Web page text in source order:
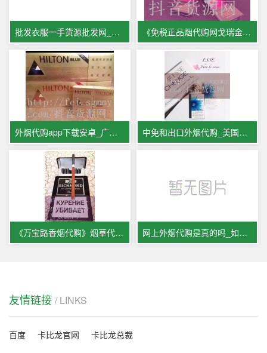
批发衣服一手货源批发网_李玲蔚 《免税正品烟代购网戈瑞金是真的
外烟代购app下载安卓_广西外烟代 中免和出口外烟代购_美国留学生
《万宝路香烟代购》烟草代购平台 网上外烟代购是真的吗_如何代购
友情链接 / LINKS
百度 卡比龙官网 卡比龙总裁